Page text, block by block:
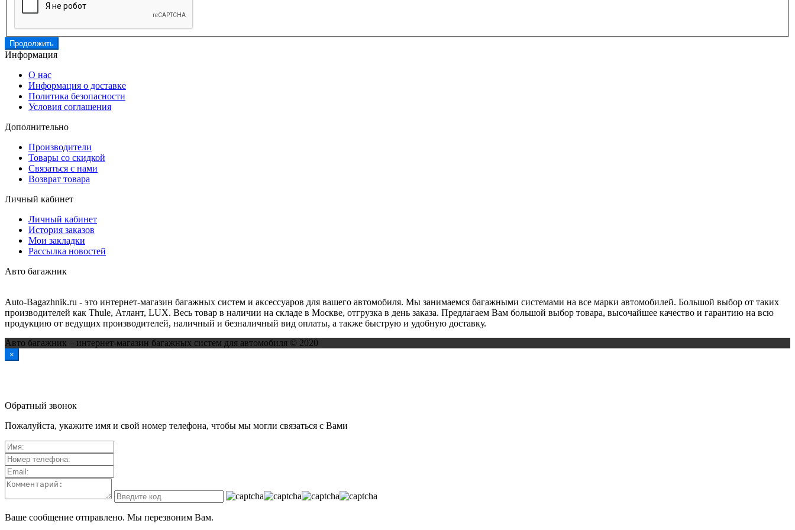
Продолжить
Информация
О нас
Информация о доставке
Политика безопасности
Условия соглашения
Дополнительно
Производители
Товары со скидкой
Связаться с нами
Возврат товара
Личный кабинет
Личный кабинет
История заказов
Мои закладки
Рассылка новостей
Авто багажник
Auto-Bagazhnik.ru - это интернет-магазин багажных систем и аксессуаров для вашего автомобиля. Мы занимаемся багажными системами на все марки автомобилей. Большой выбор от таких
производителей как Thule, Атлант, LUX. Весь товар в наличии на складе в Москве, отгрузка в день заказа. Предлагаем Вам большой выбор товара, высочайшее качество и гарантию на всю
продукцию от ведущих производителей, наличный и безналичный вид оплаты, а также быструю и удобную доставку.
Авто багажник – интернет-магазин багажных систем для автомобиля © 2020
×
Обратный звонок
Пожалуйста, укажите имя и свой номер телефона, чтобы мы могли связаться с Вами
Ваше сообщение отправлено. Мы перезвоним Вам.